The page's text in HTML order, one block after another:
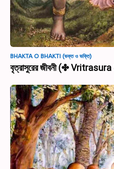
BHAKTA O BHAKTI (ভক্ত ও ভক্তি)
বৃত্রাসুরের জীবনী (✤ Vritrasura